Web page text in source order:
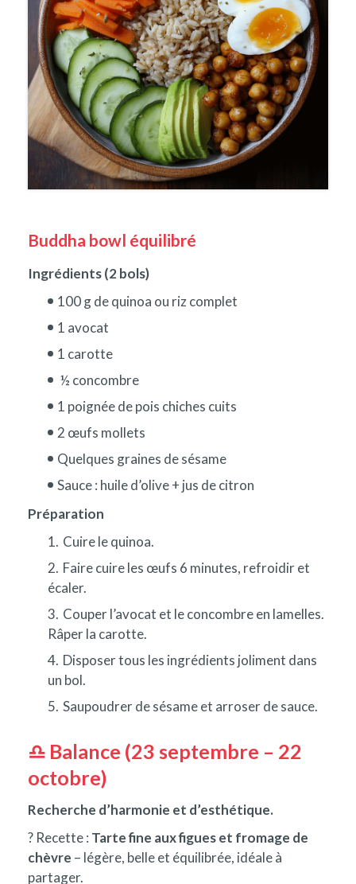
Buddha bowl équilibré
Ingrédients (2 bols)
100 g de quinoa ou riz complet
1 avocat
1 carotte
½ concombre
1 poignée de pois chiches cuits
2 œufs mollets
Quelques graines de sésame
Sauce : huile d’olive + jus de citron
Préparation
Cuire le quinoa.
Faire cuire les œufs 6 minutes, refroidir et
écaler.
Couper l’avocat et le concombre en lamelles.
Râper la carotte.
Disposer tous les ingrédients joliment dans
un bol.
Saupoudrer de sésame et arroser de sauce.
♎ Balance (23 septembre – 22
octobre)
Recherche d’harmonie et d’esthétique.
? Recette : Tarte fine aux figues et fromage de
chèvre – légère, belle et équilibrée, idéale à
partager.